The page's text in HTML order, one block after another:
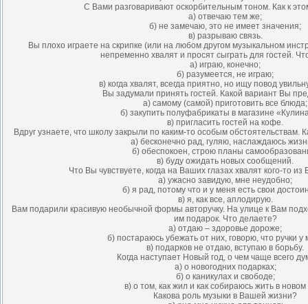
С Вами разговаривают оскорбительным тоном. Как к
а) отвечаю тем же;
б) не замечаю, это не имеет значения;
в) разрываю связь.
Вы плохо играете на скрипке (или на любом другом музыкальном
непременно хвалят и просят сыграть для гостей.
а) играю, конечно;
б) разумеется, не играю;
в) когда хвалят, всегда приятно, но ищу повод
Вы задумали принять гостей. Какой вариант Вы
а) самому (самой) приготовить все блюда;
б) закупить полуфабрикаты в магазине
в) пригласить гостей на кофе.
Вдруг узнаете, что школу закрыли по каким-то особым обстоятельствам.
а) бесконечно рад, гуляю, наслаждаюсь
б) обеспокоен, строю планы
в) буду ожидать новых сообщений.
Что Вы чувствуете, когда на Ваших глазах хвалят кого-то
а) ужасно завидую, мне неудобно;
б) я рад, потому что и у меня есть свои
в) я, как все, аплодирую.
Вам подарили красивую необычной формы авторучку. На улице к Вам
им подарок. Что делаете?
а) отдаю – здоровье дороже;
б) постараюсь убежать от них, говорю, что ручки у
в) подарков не отдаю, вступаю в борьбу.
Когда наступает Новый год, о чем чаще всего
а) о новогодних подарках;
б) о каникулах и свободе;
в) о том, как жил и как собираюсь жить в новом
Какова роль музыки в Вашей жизни?